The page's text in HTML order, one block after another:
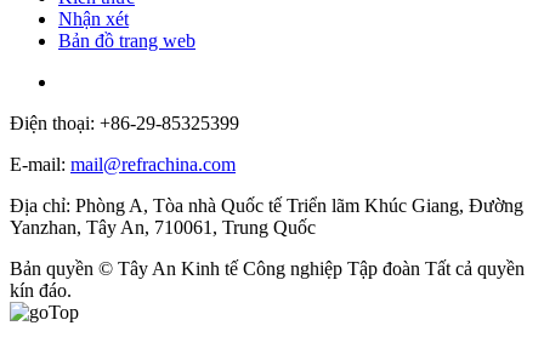
Nhận xét
Bản đồ trang web
Điện thoại: +86-29-85325399
E-mail: mail@refrachina.com
Địa chỉ: Phòng A, Tòa nhà Quốc tế Triển lãm Khúc Giang, Đường
Yanzhan, Tây An, 710061, Trung Quốc
Bản quyền © Tây An Kinh tế Công nghiệp Tập đoàn Tất cả quyền
kín đáo.